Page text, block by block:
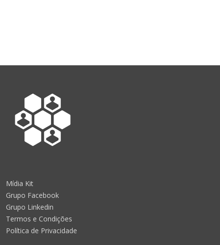
Mídia Kit
Grupo Facebook
Grupo Linkedin
Termos e Condições
Política de Privacidade